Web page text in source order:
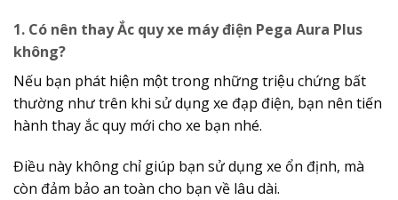
1. Có nên thay Ắc quy xe máy điện Pega Aura Plus
không?
Nếu bạn phát hiện một trong những triệu chứng bất
thường như trên khi sử dụng xe đạp điện, bạn nên tiến
hành thay ắc quy mới cho xe bạn nhé.
Điều này không chỉ giúp bạn sử dụng xe ổn định, mà
còn đảm bảo an toàn cho bạn về lâu dài.